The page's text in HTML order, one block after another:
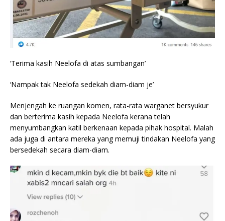
‘Terima kasih Neelofa di atas sumbangan’
‘Nampak tak Neelofa sedekah diam-diam je’
Menjengah ke ruangan komen, rata-rata warganet bersyukur
dan berterima kasih kepada Neelofa kerana telah
menyumbangkan katil berkenaan kepada pihak hospital. Malah
ada juga di antara mereka yang memuji tindakan Neelofa yang
bersedekah secara diam-diam.